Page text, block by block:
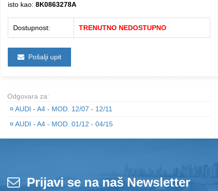
isto kao: 8K0863278A
Dostupnost: TRENUTNO NEDOSTUPNO
Pošalji upit
Odgovara za:
¤ AUDI - A4 - MOD. 12/07 - 12/11
¤ AUDI - A4 - MOD. 01/12 - 04/15
Prijavi se na naš Newsletter